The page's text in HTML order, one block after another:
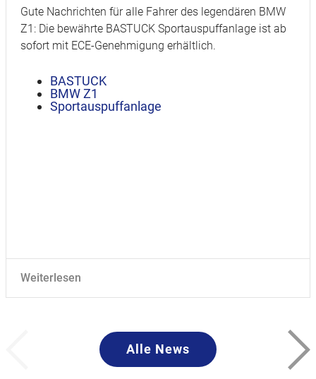
Gute Nachrichten für alle Fahrer des legendären BMW
Z1: Die bewährte BASTUCK Sportauspuffanlage ist ab
sofort mit ECE-Genehmigung erhältlich.
BASTUCK
BMW Z1
Sportauspuffanlage
Weiterlesen
Alle News